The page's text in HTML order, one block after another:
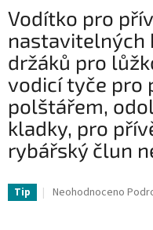
Vodítko pro
nastavitelných
držáků pro
vodicí tyče pro
polštářem,
kladky, pro
rybářský člun
Tip
Průměrné
Neohodnoceno